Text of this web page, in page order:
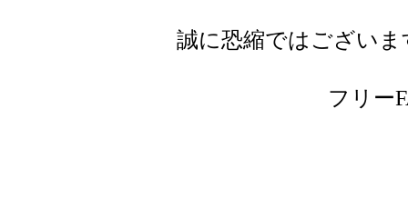
誠に恐縮ではござい
フリー